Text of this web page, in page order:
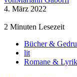
4. März 2022
2 Minuten Lesezeit
Bücher &
lit
Romane & Lyrik